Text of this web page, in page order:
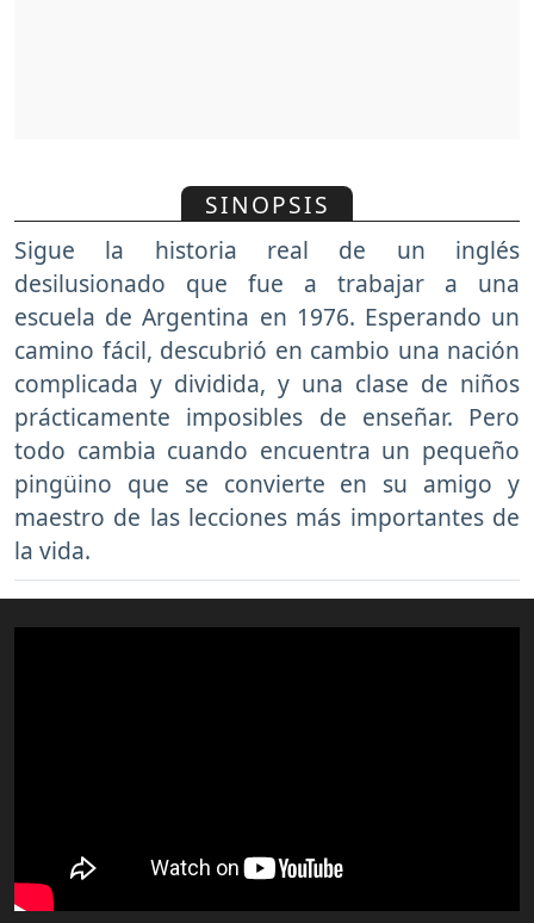
SINOPSIS
Sigue la historia real de un inglés
desilusionado que fue a trabajar a una
escuela de Argentina en 1976. Esperando un
camino fácil, descubrió en cambio una nación
complicada y dividida, y una clase de niños
prácticamente imposibles de enseñar. Pero
todo cambia cuando encuentra un pequeño
pingüino que se convierte en su amigo y
maestro de las lecciones más importantes de
la vida.